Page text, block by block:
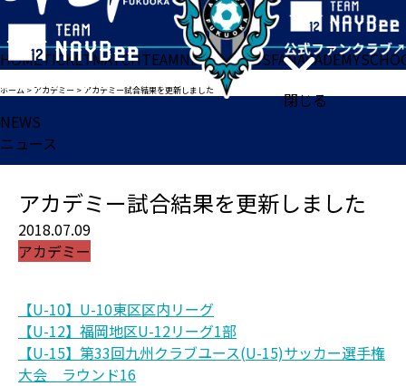
閉じる
HOMETICKETMATCHTEAMNEWSGOODSFANACADEMY
ホーム > アカデミー > アカデミー試合結果を更新しました
NEWS
ニュース
アカデミー試合結果を更新しました
2018.07.09
アカデミー
【U-10】U-10東区区内リーグ
【U-12】福岡地区U-12リーグ1部
【U-15】第33回九州クラブユース(U-15)サッカー選手権
大会 ラウンド16